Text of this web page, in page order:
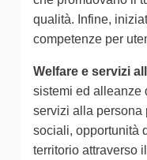
qualità. Infine,
competenze per
Welfare e servizi
sistemi ed alleanze
servizi alla persona
sociali, opportunità
territorio attraverso